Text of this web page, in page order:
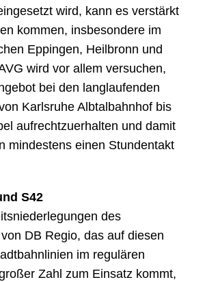
wird, kann es verstärkt
kommen, insbesondere im
Eppingen, Heilbronn und
wird vor allem versuchen,
bei den langlaufenden
Karlsruhe Albtalbahnhof bis
aufrechtzuerhalten und damit
mindestens einen Stundentakt
S42
des
DB Regio, das auf diesen
im regulären
Zahl zum Einsatz kommt,